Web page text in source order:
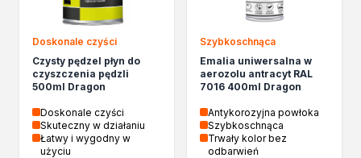
Doskonale czyści
Czysty pędzel płyn do
czyszczenia pędzli
500ml Dragon
Doskonale czyści
Skuteczny w działaniu
Łatwy i wygodny w
użyciu
Szybkoschnąca
Emalia uniwersalna w
aerozolu antracyt RAL
7016 400ml Dragon
Antykorozyjna powłoka
Szybkoschnąca
Trwały kolor bez
odbarwień